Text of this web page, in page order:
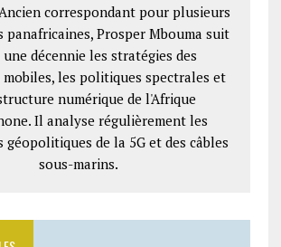
correspondant pour plusieurs
panafricaines, Prosper Mbouma suit
une décennie les stratégies des
les politiques spectrales et
numérique de l'Afrique
Il analyse régulièrement les
géopolitiques de la 5G et des câbles
sous-marins.